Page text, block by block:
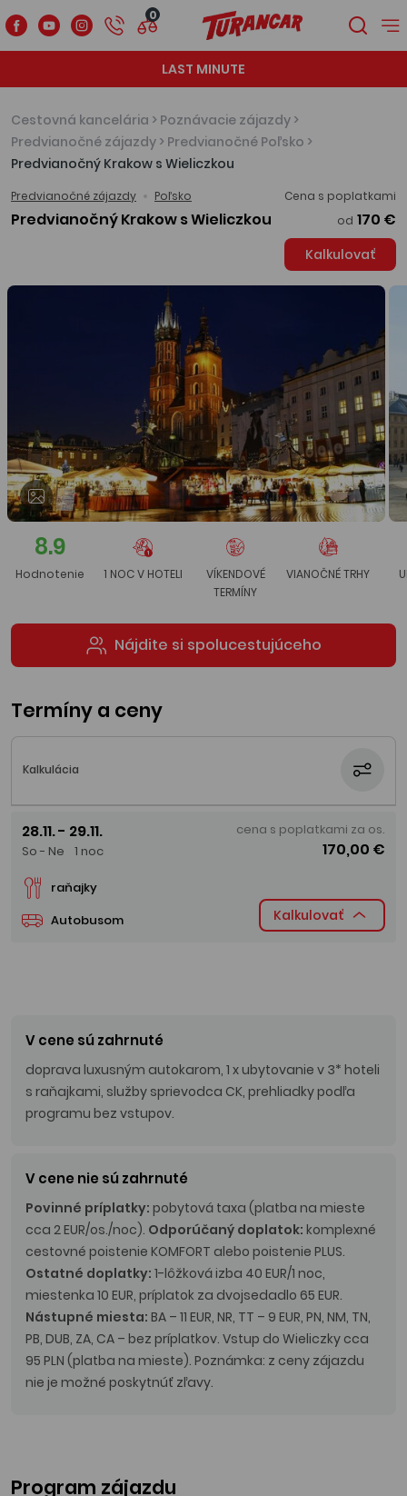
0
LAST MINUTE
Cestovná kancelária > Poznávacie zájazdy >
Predvianočné zájazdy > Predvianočné Poľsko >
Predvianočný Krakow s Wieliczkou
Predvianočné zájazdy Poľsko
Predvianočný Krakow s Wieliczkou
Cena s poplatkami
od 170 €
Kalkulovať
8.9
Hodnotenie 1 NOC V HOTELI
VÍKENDOVÉ
TERMÍNY
VIANOČNÉ TRHY
Nájdite si spolucestujúceho
Termíny a ceny
Kalkulácia
28.11. - 29.11.
So - Ne 1 noc
Autobusom
raňajky
cena s poplatkami za os.
170,00 €
Kalkulovať
V cene sú zahrnuté
doprava luxusným autokarom, 1 x ubytovanie v 3* hoteli
s raňajkami, služby sprievodca CK, prehliadky podľa
programu bez vstupov.
V cene nie sú zahrnuté
Povinné príplatky: pobytová taxa (platba na mieste
cca 2 EUR/os./noc). Odporúčaný doplatok: komplexné
cestovné poistenie KOMFORT alebo poistenie PLUS.
Ostatné doplatky: 1-lôžková izba 40 EUR/1 noc,
miestenka 10 EUR, príplatok za dvojsedadlo 65 EUR.
Nástupné miesta: BA – 11 EUR, NR, TT – 9 EUR, PN, NM, TN,
PB, DUB, ZA, CA – bez príplatkov. Vstup do Wieliczky cca
95 PLN (platba na mieste). Poznámka: z ceny zájazdu
nie je možné poskytnúť zľavy.
Program zájazdu